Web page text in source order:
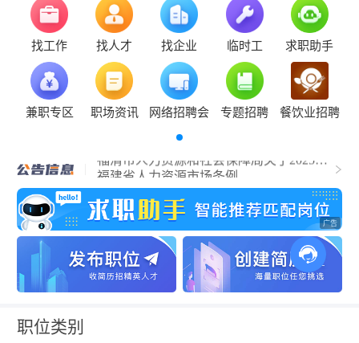
找工作 找人才 找企业 临时工 求职助手
兼职专区 职场资讯 网络招聘会 专题招聘 餐饮业招聘
福清市事业单位公开招聘工作人员（含参
聘和控制数人员）的公告
福建省人力资源市场条例
关于拟认定2025年福清市第二批吸纳重点
群体就业认定的企业名单的公示
关于开展2024年度企业劳动保障守法诚信
等级评价工作的公告
关于公布2024年度福清市经营性人力资源
服务机构年度报告结果的通知
关于拟拨付2025年2月份福清市失业保险支
持参保职工提升职业技能补贴的公示
关于征集2025年“好年华 聚福州”大学生暑
期社会实践岗位的通知
关于2024年度福清市民办职业培训机构年
检年报情况的公示
关于拟拨付我市2025年3月职业培训 “见证
职位类别